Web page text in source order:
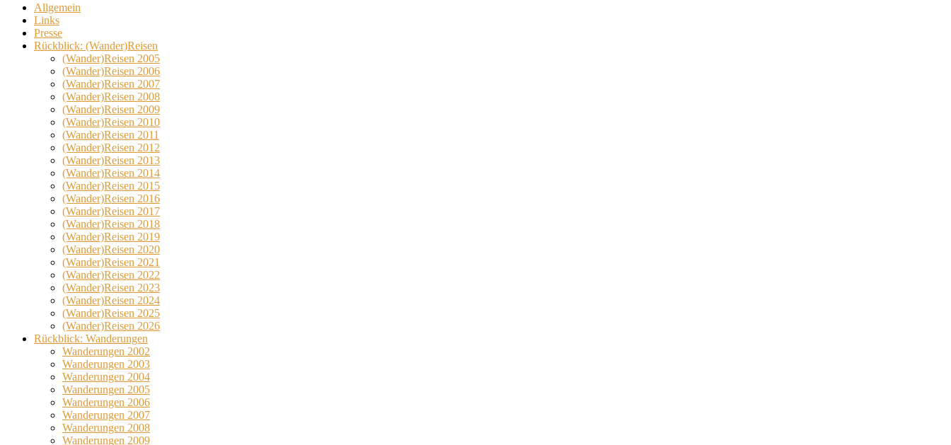
Allgemein
Links
Presse
Rückblick: (Wander)Reisen
(Wander)Reisen 2005
(Wander)Reisen 2006
(Wander)Reisen 2007
(Wander)Reisen 2008
(Wander)Reisen 2009
(Wander)Reisen 2010
(Wander)Reisen 2011
(Wander)Reisen 2012
(Wander)Reisen 2013
(Wander)Reisen 2014
(Wander)Reisen 2015
(Wander)Reisen 2016
(Wander)Reisen 2017
(Wander)Reisen 2018
(Wander)Reisen 2019
(Wander)Reisen 2020
(Wander)Reisen 2021
(Wander)Reisen 2022
(Wander)Reisen 2023
(Wander)Reisen 2024
(Wander)Reisen 2025
(Wander)Reisen 2026
Rückblick: Wanderungen
Wanderungen 2002
Wanderungen 2003
Wanderungen 2004
Wanderungen 2005
Wanderungen 2006
Wanderungen 2007
Wanderungen 2008
Wanderungen 2009